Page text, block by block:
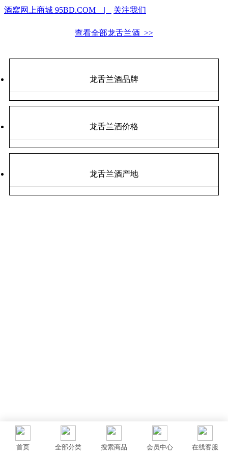
酒窝网上商城 95BD.COM | 关注我们
查看全部龙舌兰酒 >>
龙舌兰酒品牌
龙舌兰酒价格
龙舌兰酒产地
首页 全部分类 搜索商品 会员中心 在线客服